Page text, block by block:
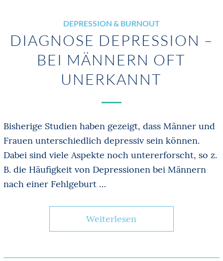
DEPRESSION & BURNOUT
DIAGNOSE DEPRESSION –
BEI MÄNNERN OFT
UNERKANNT
Bisherige Studien haben gezeigt, dass Männer und
Frauen unterschiedlich depressiv sein können.
Dabei sind viele Aspekte noch untererforscht, so z.
B. die Häufigkeit von Depressionen bei Männern
nach einer Fehlgeburt …
Weiterlesen